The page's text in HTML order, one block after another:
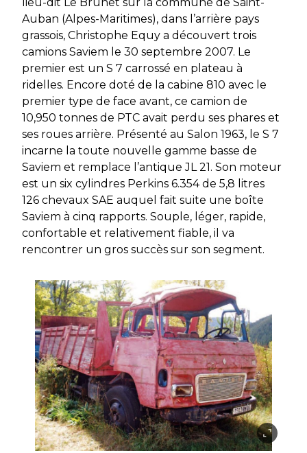
Auban (Alpes-Maritimes), dans l’arrière pays
grassois, Christophe Equy a découvert trois
camions Saviem le 30 septembre 2007. Le
premier est un S 7 carrossé en plateau à
ridelles. Encore doté de la cabine 810 avec le
premier type de face avant, ce camion de
10,950 tonnes de PTC avait perdu ses phares et
ses roues arrière. Présenté au Salon 1963, le S 7
incarne la toute nouvelle gamme basse de
Saviem et remplace l’antique JL 21. Son moteur
est un six cylindres Perkins 6.354 de 5,8 litres
126 chevaux SAE auquel fait suite une boîte
Saviem à cinq rapports. Souple, léger, rapide,
confortable et relativement fiable, il va
rencontrer un gros succès sur son segment.